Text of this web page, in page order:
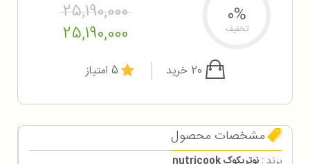
25,190,000
25,190,000
0%
تخفیف
5 امتیاز
مشخصات محصول